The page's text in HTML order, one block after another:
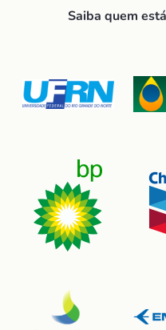
Saiba quem